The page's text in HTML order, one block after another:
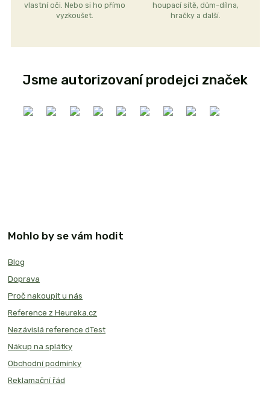
vlastní oči. Nebo si ho přímo
vyzkoušet.
houpací sítě, dům-dílna,
hračky a další.
Jsme autorizovaní prodejci značek
Mohlo by se vám hodit
Blog
Doprava
Proč nakoupit u nás
Reference z Heureka.cz
Nezávislá reference dTest
Nákup na splátky
Obchodní podmínky
Reklamační řád